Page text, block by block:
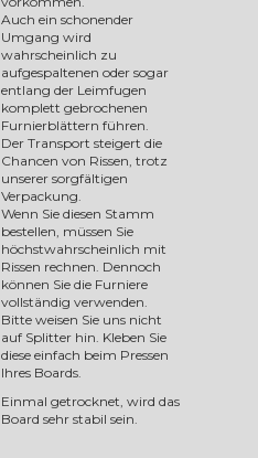
Auch ein schonender
Umgang wird
wahrscheinlich zu
aufgespaltenen oder sogar
entlang der Leimfugen
komplett gebrochenen
Furnierblättern führen.
Der Transport steigert die
Chancen von Rissen, trotz
unserer sorgfältigen
Verpackung.
Wenn Sie diesen Stamm
bestellen, müssen Sie
höchstwahrscheinlich mit
Rissen rechnen. Dennoch
können Sie die Furniere
vollständig verwenden.
Bitte weisen Sie uns nicht
auf Splitter hin. Kleben Sie
diese einfach beim Pressen
Ihres Boards.
Einmal getrocknet, wird das
Board sehr stabil sein.